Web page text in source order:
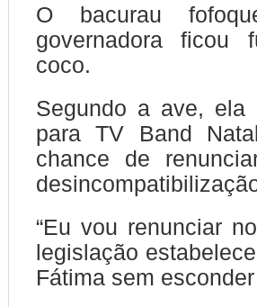
O bacurau
governadora ficou
coco.
Segundo a ave, ela
para TV Band
chance de
“Eu vou renunciar
legislação
Fátima sem